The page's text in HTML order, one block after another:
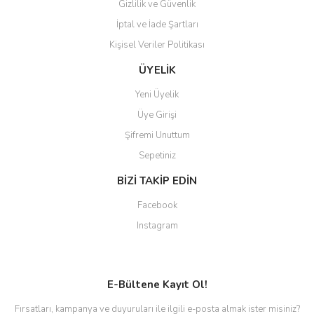
Gizlilik ve Güvenlik
İptal ve İade Şartları
Kişisel Veriler Politikası
ÜYELİK
Yeni Üyelik
Üye Girişi
Şifremi Unuttum
Sepetiniz
BİZİ TAKİP EDİN
Facebook
Instagram
E-Bültene Kayıt Ol!
Fırsatları, kampanya ve duyuruları ile ilgili e-posta almak ister misiniz?